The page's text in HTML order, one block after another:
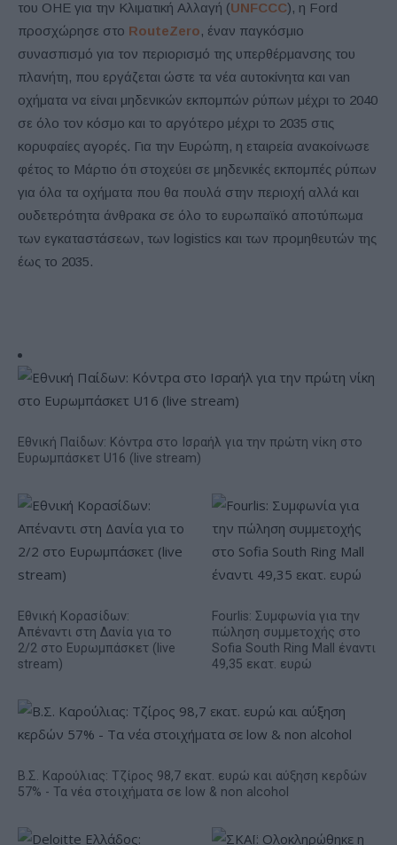
του ΟΗΕ για την Κλιματική Αλλαγή (UNFCCC), η Ford
προσχώρησε στο RouteZero, έναν παγκόσμιο
συνασπισμό για τον περιορισμό της υπερθέρμανσης του
πλανήτη, που εργάζεται ώστε τα νέα αυτοκίνητα και van
οχήματα να είναι μηδενικών εκπομπών ρύπων μέχρι το 2040
σε όλο τον κόσμο και το αργότερο μέχρι το 2035 στις
κορυφαίες αγορές. Για την Ευρώπη, η εταιρεία ανακοίνωσε
φέτος το Μάρτιο ότι στοχεύει σε μηδενικές εκπομπές ρύπων
για όλα τα οχήματα που θα πουλά στην περιοχή αλλά και
ουδετερότητα άνθρακα σε όλο το ευρωπαϊκό αποτύπωμα
των εγκαταστάσεων, των logistics και των προμηθευτών της
έως το 2035.
Εθνική Παίδων: Κόντρα στο Ισραήλ για την πρώτη νίκη στο
Ευρωμπάσκετ U16 (live stream)
Εθνική Κορασίδων:
Απέναντι στη Δανία για το
2/2 στο Ευρωμπάσκετ (live
stream)
Fourlis: Συμφωνία για την
πώληση συμμετοχής στο
Sofia South Ring Mall έναντι
49,35 εκατ. ευρώ
Β.Σ. Καρούλιας: Τζίρος 98,7 εκατ. ευρώ και αύξηση κερδών
57% - Τα νέα στοιχήματα σε low & non alcohol